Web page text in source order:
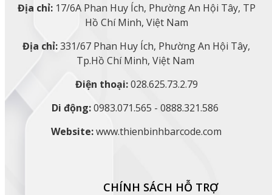
Địa chỉ: 17/6A Phan Huy Ích, Phường An Hội Tây, TP
Hồ Chí Minh, Việt Nam
Địa chỉ:331/67 Phan Huy Ích, Phường An Hội Tây,
Tp.Hồ Chí Minh, Việt Nam
Điện thoại:028.625.73.2.79
Di động:0983.071.565 - 0888.321.586
Website:www.thienbinhbarcode.com
CHÍNH SÁCH HỖ TRỢ